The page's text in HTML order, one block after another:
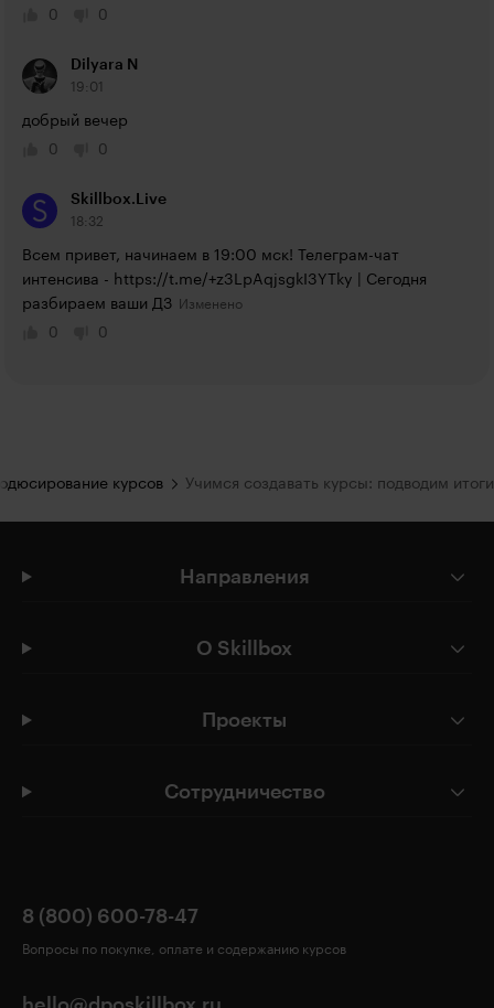
0
0
Dilyara N
19:01
добрый вечер
0
0
Skillbox.Live
18:32
Всем привет, начинаем в 19:00 мск! Телеграм-чат
интенсива - https://t.me/+z3LpAqjsgkI3YTky | Сегодня
разбираем ваши ДЗ
0
0
курсов Учимся создавать курсы: подводим итоги
Направления
О Skillbox
Проекты
Сотрудничество
8 (800) 600-78-47
Вопросы по покупке, оплате и содержанию курсов